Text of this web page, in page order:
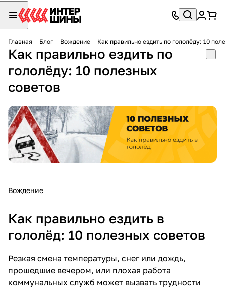
Главная Блог Вождение Как правильно ездить по гололёду: 10
Как правильно ездить по
гололёду: 10 полезных
советов
Вождение
Как правильно ездить в
гололёд: 10 полезных советов
Резкая смена температуры, снег или дождь,
прошедшие вечером, или плохая работа
коммунальных служб может вызвать трудности